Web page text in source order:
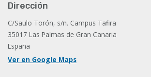
Dirección
C/Saulo Torón, s/n. Campus Tafira
35017 Las Palmas de Gran Canaria
España
Ver en Google Maps